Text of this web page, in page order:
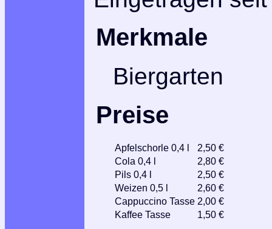
Merkmale
Biergarten
Preise
Apfelschorle 0,4 l
2,50 €
Cola 0,4 l
2,80 €
Pils 0,4 l
2,50 €
Weizen 0,5 l
2,60 €
Cappuccino Tasse 2,00 €
Kaffee Tasse
1,50 €